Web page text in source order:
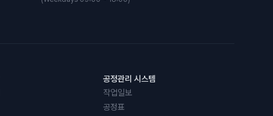
공정관리 시스템
작업일보
공정표